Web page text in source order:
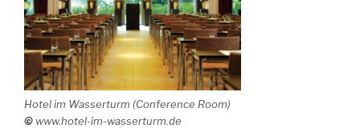
Hotel im Wasserturm (Conference Room)
© www.hotel-im-wasserturm.de